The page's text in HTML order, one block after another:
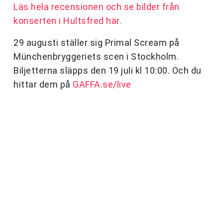
Läs hela recensionen och se bilder från
konserten i Hultsfred här.
29 augusti ställer sig Primal Scream på
Münchenbryggeriets scen i Stockholm.
Biljetterna släpps den 19 juli kl 10:00. Och du
hittar dem på GAFFA.se/live